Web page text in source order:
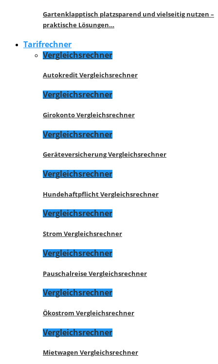
Gartenklapptisch platzsparend und vielseitig nutzen –
praktische Lösungen…
Tarifrechner
Vergleichsrechner
Autokredit Vergleichsrechner
Vergleichsrechner
Girokonto Vergleichsrechner
Vergleichsrechner
Geräteversicherung Vergleichsrechner
Vergleichsrechner
Hundehaftpflicht Vergleichsrechner
Vergleichsrechner
Strom Vergleichsrechner
Vergleichsrechner
Pauschalreise Vergleichsrechner
Vergleichsrechner
Ökostrom Vergleichsrechner
Vergleichsrechner
Mietwagen Vergleichsrechner